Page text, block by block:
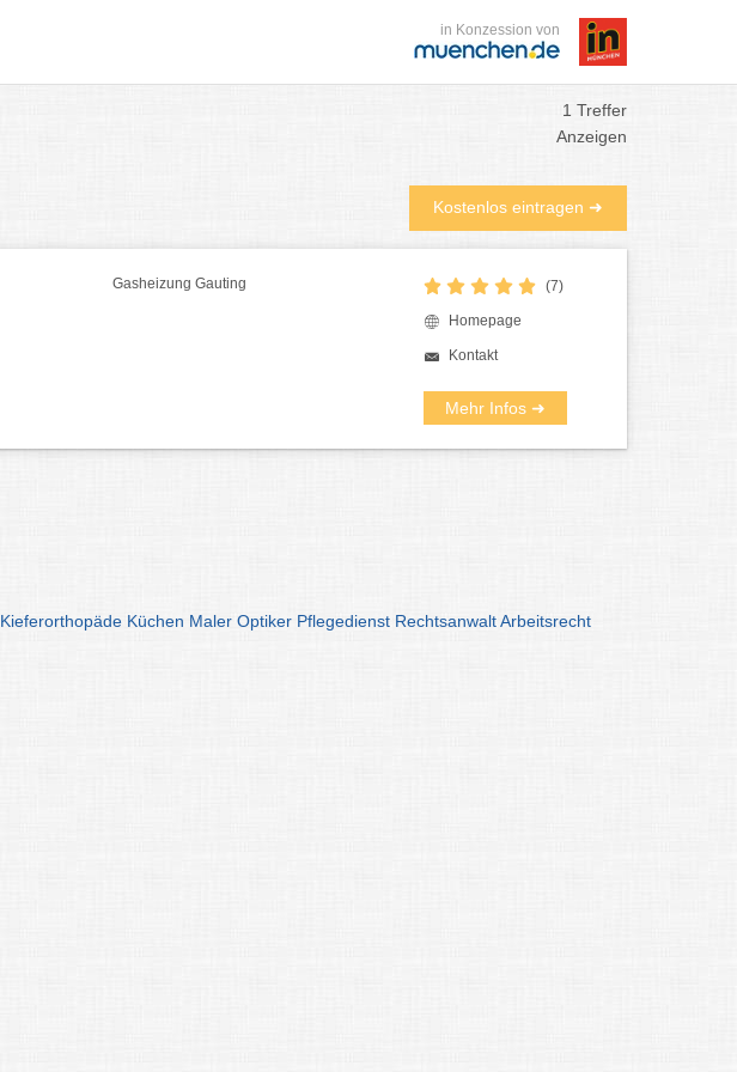
in Konzession von
1 Treffer
Anzeigen
Kostenlos eintragen ➜
Gasheizung Gauting (7)
Homepage
Kontakt
Mehr Infos ➜
Kieferorthopäde Küchen Maler Optiker Pflegedienst RechtsanwaltArbeitsrecht